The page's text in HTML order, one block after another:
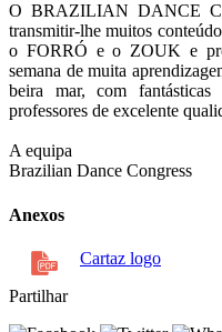
O BRAZILIAN DANCE
transmitir-lhe muitos
o FORRÓ e o ZOUK e
semana de muita
beira mar, com
professores de excelente
A equipa
Brazilian Dance Congress
Anexos
Cartaz logo
Partilhar